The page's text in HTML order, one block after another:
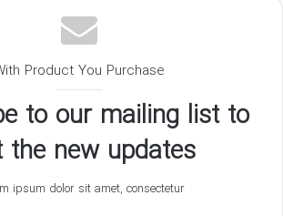
Product You Purchase
to our mailing list to
the new updates!
ipsum dolor sit amet, consectetur.